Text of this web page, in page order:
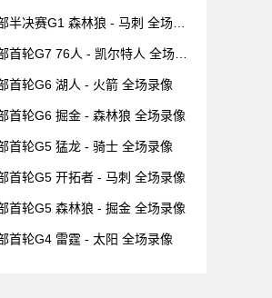
半决赛G1 森林狼 - 马刺 全场录
首轮G7 76人 - 凯尔特人 全场录
首轮G6 湖人 - 火箭 全场录像
首轮G6 掘金 - 森林狼 全场录像
首轮G5 猛龙 - 骑士 全场录像
首轮G5 开拓者 - 马刺 全场录像
首轮G5 森林狼 - 掘金 全场录像
首轮G4 雷霆 - 太阳 全场录像